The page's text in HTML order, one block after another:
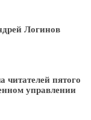
Логинов
читателей пятого
управлении